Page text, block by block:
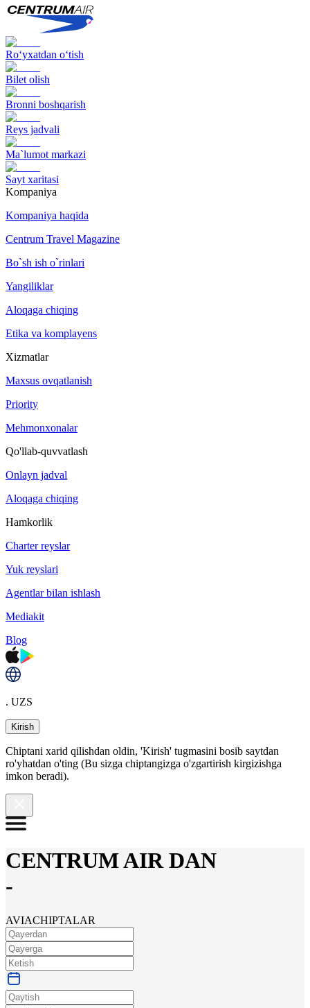
Ro‘yxatdan o‘tish
Bilet olish
Bronni boshqarish
Reys jadvali
Ma`lumot markazi
Sayt xaritasi
Kompaniya
Kompaniya haqida
Centrum Travel Magazine
Bo`sh ish o`rinlari
Yangiliklar
Aloqaga chiqing
Etika va komplayens
Xizmatlar
Maxsus ovqatlanish
Priority
Mehmonxonalar
Qo'llab-quvvatlash
Onlayn jadval
Aloqaga chiqing
Hamkorlik
Charter reyslar
Yuk reyslari
Agentlar bilan ishlash
Mediakit
Blog
. UZS
Kirish
Chiptani xarid qilishdan oldin, 'Kirish' tugmasini bosib saytdan
ro'yhatdan o'ting (Bu sizga chiptangizga o'zgartirish kirgizishga
imkon beradi).
CENTRUM AIR DAN
-
AVIACHIPTALAR